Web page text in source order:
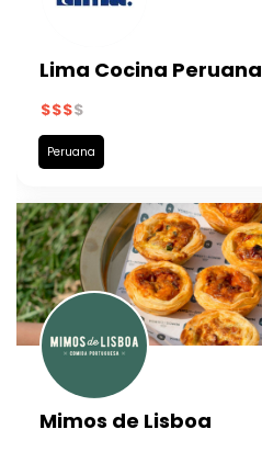
Lima Cocina Peruana
Peruana
Mimos de Lisboa